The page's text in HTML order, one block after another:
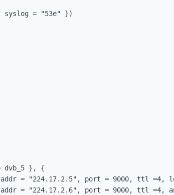
= "53e" })
dvb_5 }, {
= "224.17.2.5", port = 9000, ttl =4,
= "224.17.2.6", port = 9000, ttl =4,